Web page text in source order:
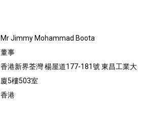
Mr Jimmy Mohammad Boota
董事
香港新界荃灣 楊屋道177-181號 東昌工業大
廈5樓503室
香港